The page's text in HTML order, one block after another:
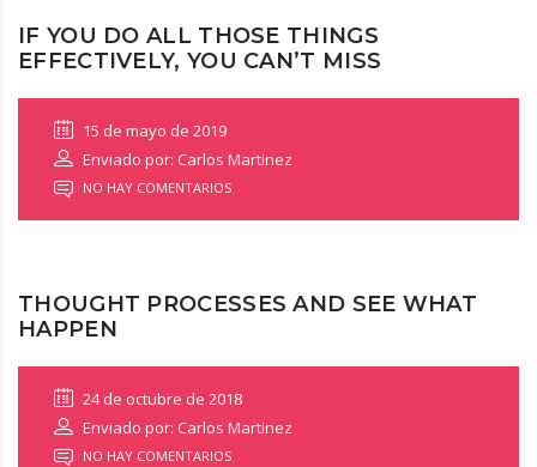
IF YOU DO ALL THOSE THINGS
EFFECTIVELY, YOU CAN’T MISS
15 de mayo de 2019
Enviado por: Carlos Martinez
NO HAY COMENTARIOS
THOUGHT PROCESSES AND SEE WHAT
HAPPEN
24 de octubre de 2018
Enviado por: Carlos Martinez
NO HAY COMENTARIOS